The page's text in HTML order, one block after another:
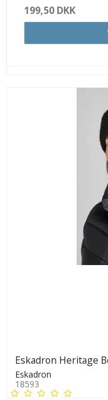
199,50 DKK
Eskadron Heritage
Eskadron
18593